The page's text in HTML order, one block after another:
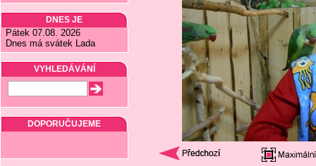
DNES JE
Pátek 07.08. 2026
Dnes má svátek Lada
VYHLEDÁVÁNÍ
DOPORUČUJEME